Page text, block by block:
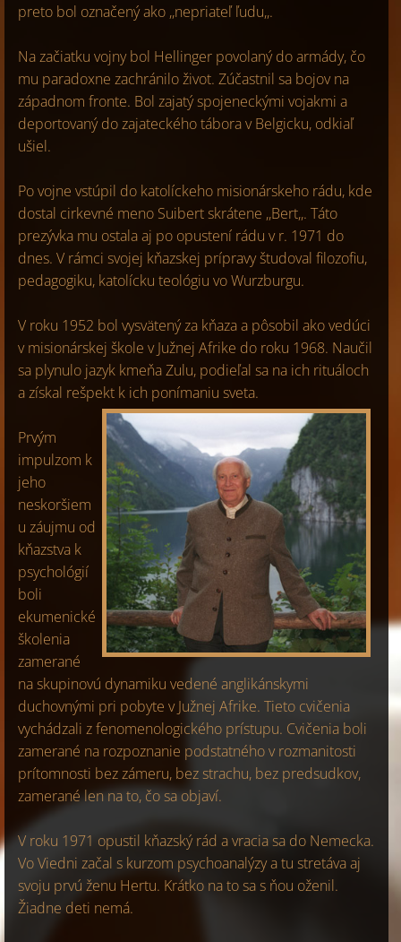
preto bol označený ako ,,nepriateľ ľudu,,.
Na začiatku vojny bol Hellinger povolaný do armády, čo
mu paradoxne zachránilo život. Zúčastnil sa bojov na
západnom fronte. Bol zajatý spojeneckými vojakmi a
deportovaný do zajateckého tábora v Belgicku, odkiaľ
ušiel.
Po vojne vstúpil do katolíckeho misionárskeho rádu, kde
dostal cirkevné meno Suibert skrátene ,,Bert,,. Táto
prezývka mu ostala aj po opustení rádu v r. 1971 do
dnes. V rámci svojej kňazskej prípravy študoval filozofiu,
pedagogiku, katolícku teológiu vo Wurzburgu.
V roku 1952 bol vysvätený za kňaza a pôsobil ako vedúci
v misionárskej škole v Južnej Afrike do roku 1968. Naučil
sa plynulo jazyk kmeňa Zulu, podieľal sa na ich rituáloch
a získal rešpekt k ich ponímaniu sveta.
Prvým
impulzom k
jeho
neskoršiem
u záujmu od
kňazstva k
psychológií
boli
ekumenické
školenia
zamerané
na skupinovú dynamiku vedené anglikánskymi
duchovnými pri pobyte v Južnej Afrike. Tieto cvičenia
vychádzali z fenomenologického prístupu. Cvičenia boli
zamerané na rozpoznanie podstatného v rozmanitosti
prítomnosti bez zámeru, bez strachu, bez predsudkov,
zamerané len na to, čo sa objaví.
V roku 1971 opustil kňazský rád a vracia sa do Nemecka.
Vo Viedni začal s kurzom psychoanalýzy a tu stretáva aj
svoju prvú ženu Hertu. Krátko na to sa s ňou oženil.
Žiadne deti nemá.